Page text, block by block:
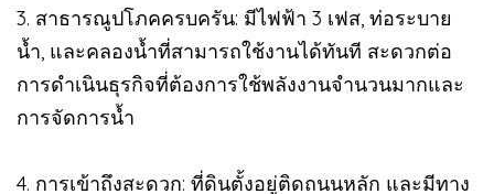
3. สาธารณูปโภคครบครัน: มีไฟฟ้า 3 เฟส, ท่อระบาย
น้ำ, และคลองน้ำที่สามารถใช้งานได้ทันที สะดวกต่อ
การดำเนินธุรกิจที่ต้องการใช้พลังงานจำนวนมากและ
การจัดการน้ำ
4. การเข้าถึงสะดวก: ที่ดินตั้งอยู่ติดถนนหลัก และมีทาง